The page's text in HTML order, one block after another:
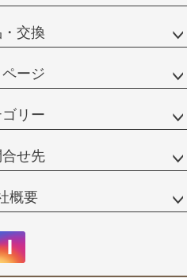
交換
ージ
リー
せ先
概要